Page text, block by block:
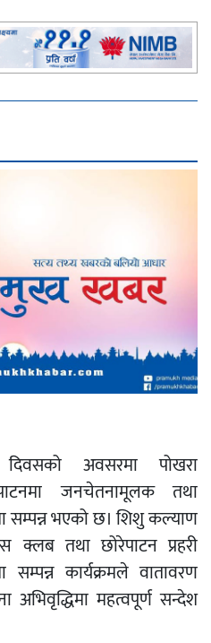
अवसरमा पोखरा
जनचेतनामूलक तथा
सम्पन्न भएको छ। शिशु कल्याण
तथा छोरेपाटन प्रहरी
कार्यक्रमले वातावरण
अभिवृद्धिमा महत्वपूर्ण सन्देश